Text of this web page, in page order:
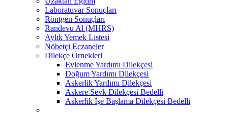
Laboratuvar Sonuçları
Röntgen Sonuçları
Randevu Al (MHRS)
Aylık Yemek Listesi
Nöbetçi Eczaneler
Dilekçe Örnekleri
Evlenme Yardımı Dilekçesi
Doğum Yardımı Dilekçesi
Askerlik Yardımı Dilekçesi
Askere Sevk Dilekçesi Bedelli
Askerlik İşe Başlama Dilekçesi Bedelli